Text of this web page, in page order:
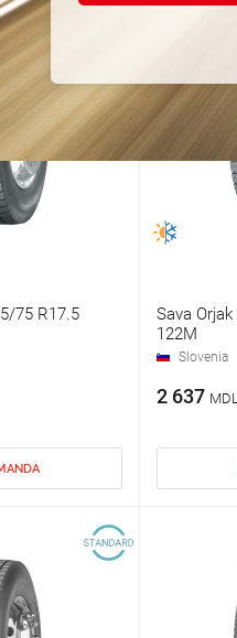
75 R17.5
Sava
122M
Slovenia
2 637